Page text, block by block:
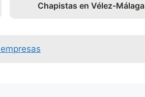
Chapistas en Vélez-Málaga